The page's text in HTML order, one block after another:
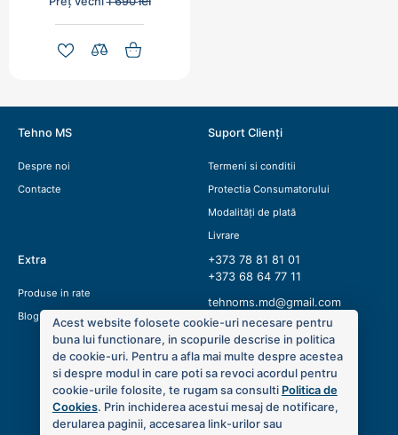
Tehno MS
Despre noi
Contacte
Suport Clienți
Termeni si conditii
Protectia Consumatorului
Modalități de plată
Livrare
Extra
Produse in rate
Blog
+373 78 81 81 01
+373 68 64 77 11
tehnoms.md@gmail.com
Acest website folosete cookie-uri necesare pentru
buna lui functionare, in scopurile descrise in politica
de cookie-uri. Pentru a afla mai multe despre acestea
si despre modul in care poti sa revoci acordul pentru
cookie-urile folosite, te rugam sa consulti Politica de
Cookies. Prin inchiderea acestui mesaj de notificare,
derularea paginii, accesarea link-urilor sau